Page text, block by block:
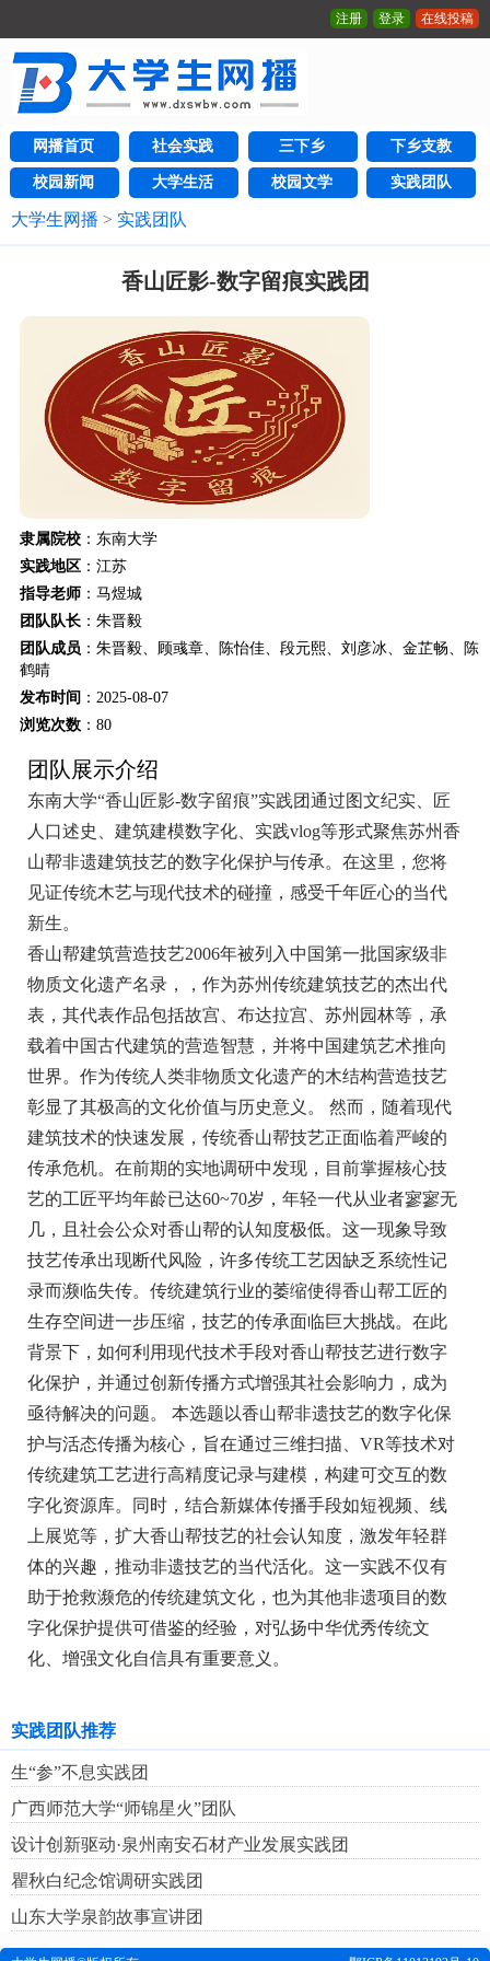
注册 登录 在线投稿
网播首页 社会实践 三下乡 下乡支教
校园新闻 大学生活 校园文学 实践团队
大学生网播 > 实践团队
香山匠影-数字留痕实践团
隶属院校：东南大学
实践地区：江苏
指导老师：马煜城
团队队长：朱晋毅
团队成员 ：朱晋毅、顾彧章、陈怡佳、段元熙、刘彦冰、金芷畅、陈
鹤晴
发布时间 ：2025-08-07
浏览次数： 80
团队展示介绍
东南大学“香山匠影-数字留痕”实践团通过图文纪实、匠
人口述史、建筑建模数字化、实践vlog等形式聚焦苏州香
山帮非遗建筑技艺的数字化保护与传承。在这里，您将
见证传统木艺与现代技术的碰撞，感受千年匠心的当代
新生。
香山帮建筑营造技艺2006年被列入中国第一批国家级非
物质文化遗产名录，，作为苏州传统建筑技艺的杰出代
表，其代表作品包括故宫、布达拉宫、苏州园林等，承
载着中国古代建筑的营造智慧，并将中国建筑艺术推向
世界。作为传统人类非物质文化遗产的木结构营造技艺
彰显了其极高的文化价值与历史意义。 然而，随着现代
建筑技术的快速发展，传统香山帮技艺正面临着严峻的
传承危机。在前期的实地调研中发现，目前掌握核心技
艺的工匠平均年龄已达60~70岁，年轻一代从业者寥寥无
几，且社会公众对香山帮的认知度极低。这一现象导致
技艺传承出现断代风险，许多传统工艺因缺乏系统性记
录而濒临失传。传统建筑行业的萎缩使得香山帮工匠的
生存空间进一步压缩，技艺的传承面临巨大挑战。在此
背景下，如何利用现代技术手段对香山帮技艺进行数字
化保护，并通过创新传播方式增强其社会影响力，成为
亟待解决的问题。 本选题以香山帮非遗技艺的数字化保
护与活态传播为核心，旨在通过三维扫描、VR等技术对
传统建筑工艺进行高精度记录与建模，构建可交互的数
字化资源库。同时，结合新媒体传播手段如短视频、线
上展览等，扩大香山帮技艺的社会认知度，激发年轻群
体的兴趣，推动非遗技艺的当代活化。这一实践不仅有
助于抢救濒危的传统建筑文化，也为其他非遗项目的数
字化保护提供可借鉴的经验，对弘扬中华优秀传统文
化、增强文化自信具有重要意义。
实践团队推荐
生“参”不息实践团
广西师范大学“师锦星火”团队
设计创新驱动·泉州南安石材产业发展实践团
瞿秋白纪念馆调研实践团
山东大学泉韵故事宣讲团